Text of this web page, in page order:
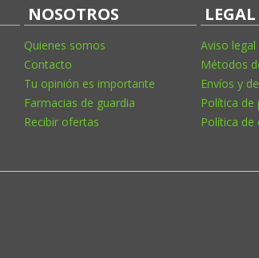
NOSOTROS
Quienes somos
Contacto
Tu opinión es importante
Farmacias de guardia
Recibir ofertas
LEGAL
Aviso legal
Métodos
Envíos y
Política de
Política de